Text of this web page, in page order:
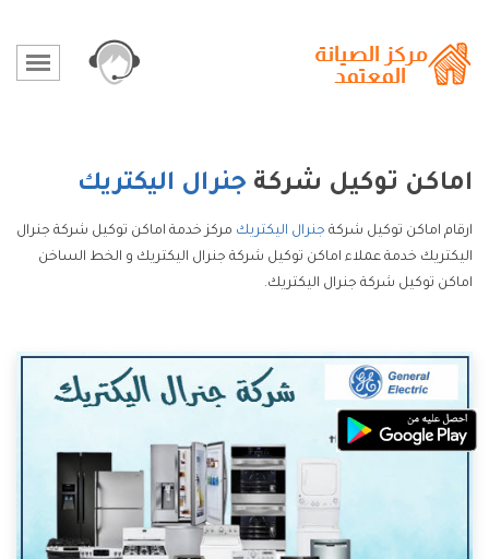
اماكن توكيل شركة جنرال اليكتريك
ارقام اماكن توكيل شركة جنرال اليكتريك مركز خدمة اماكن توكيل شركة جنرال
اليكتريك خدمة عملاء اماكن توكيل شركة جنرال اليكتريك و الخط الساخن
اماكن توكيل شركة جنرال اليكتريك.